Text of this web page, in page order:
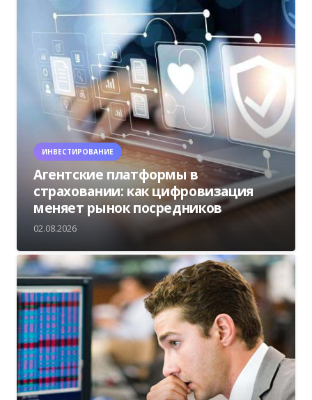
ИНВЕСТИРОВАНИЕ
Агентские платформы в
страховании: как цифровизация
меняет рынок посредников
02.08.2026